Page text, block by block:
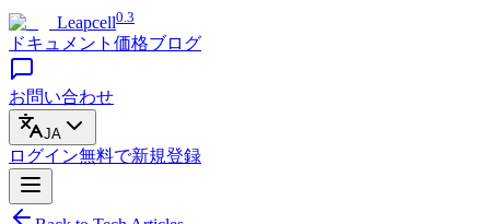
Leapcell0.3
ドキュメント 価格ブログ
お問い合わせ
JA
ログイン無料で新規登録